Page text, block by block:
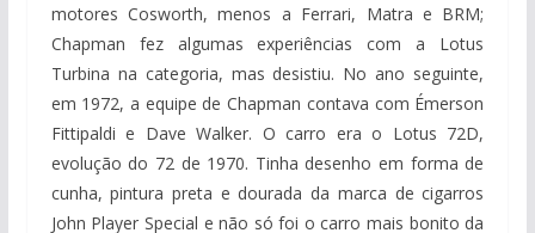
motores Cosworth, menos a Ferrari, Matra e BRM;
Chapman fez algumas experiências com a Lotus
Turbina na categoria, mas desistiu. No ano seguinte,
em 1972, a equipe de Chapman contava com Émerson
Fittipaldi e Dave Walker. O carro era o Lotus 72D,
evolução do 72 de 1970. Tinha desenho em forma de
cunha, pintura preta e dourada da marca de cigarros
John Player Special e não só foi o carro mais bonito da